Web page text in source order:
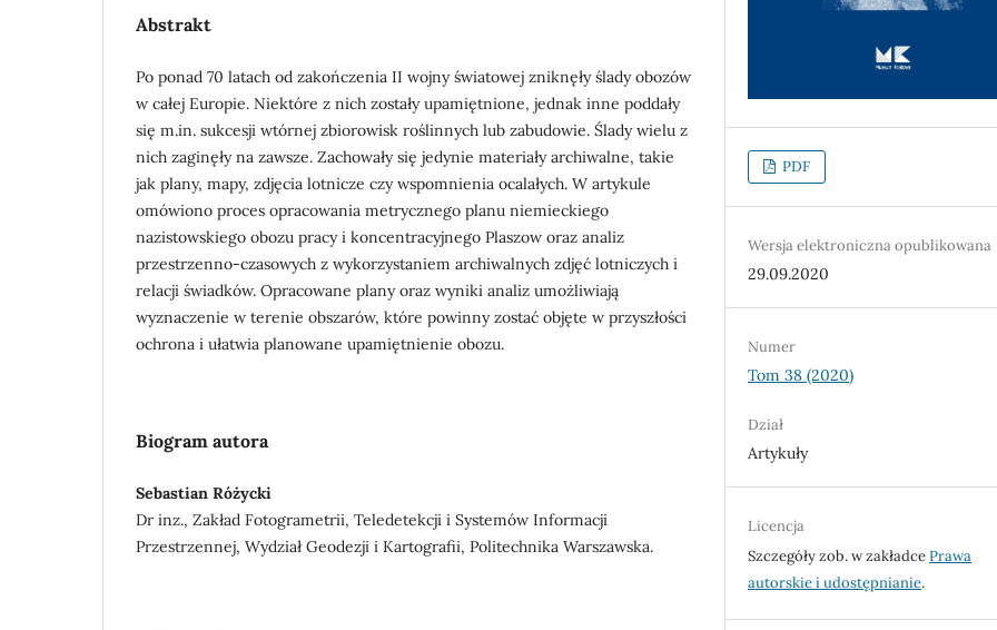
Abstrakt
Po ponad 70 latach od zakończenia II wojny światowej zniknęły ślady obozów
w całej Europie. Niektóre z nich zostały upamiętnione, jednak inne poddały
się m.in. sukcesji wtórnej zbiorowisk roślinnych lub zabudowie. Ślady wielu z
nich zaginęły na zawsze. Zachowały się jedynie materiały archiwalne, takie
jak plany, mapy, zdjęcia lotnicze czy wspomnienia ocalałych. W artykule
omówiono proces opracowania metrycznego planu niemieckiego
nazistowskiego obozu pracy i koncentracyjnego Plaszow oraz analiz
przestrzenno-czasowych z wykorzystaniem archiwalnych zdjęć lotniczych i
relacji świadków. Opracowane plany oraz wyniki analiz umożliwiają
wyznaczenie w terenie obszarów, które powinny zostać objęte w przyszłości
ochrona i ułatwia planowane upamiętnienie obozu.
Biogram autora
Sebastian Różycki
Dr inz., Zakład Fotogrametrii, Teledetekcji i Systemów Informacji
Przestrzennej, Wydział Geodezji i Kartografii, Politechnika Warszawska.
PDF
Wersja elektroniczna opublikowana
29.09.2020
Numer
Tom 38 (2020)
Dział
Artykuły
Licencja
Szczegóły zob. w zakładcePrawa
autorskie i udostępnianie.